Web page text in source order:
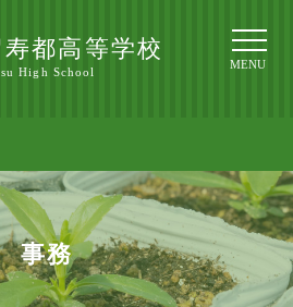
都高等学校
High School
MENU
事務